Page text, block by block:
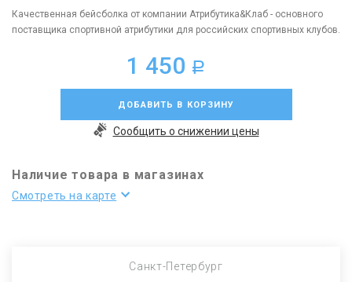
Качественная бейсболка от компании Атрибутика&Клаб - основного
поставщика спортивной атрибутики для российских спортивных клубов.
1 450 a
ДОБАВИТЬ В КОРЗИНУ
Сообщить о снижении цены
Наличие товара в магазинах
Смотреть на карте
Санкт-Петербург